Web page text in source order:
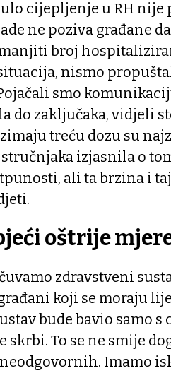
cijepljenje u RH nije
ne poziva građane
broj
nismo
smo
do zaključaka, vidjeli
treću dozu su
izjasnila o
ali ta brzina i
oštrije
zdravstveni
koji se moraju
bude bavio samo
skrbi. To se ne smije
Imamo